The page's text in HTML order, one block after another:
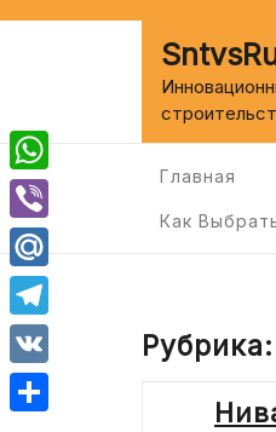
Главная
Как
Рубрика:
WhatsApp
Viber
Mail.Ru
Telegram
VK